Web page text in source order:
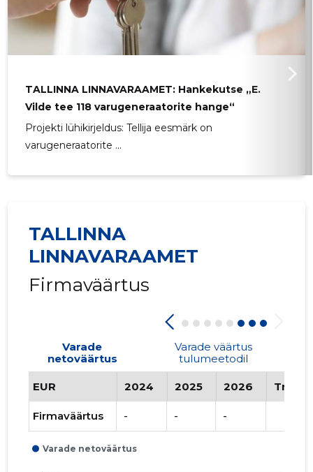
TALLINNA LINNAVARAAMET: Hankekutse „E.
Vilde tee 118 varugeneraatorite hange“
Projekti lühikirjeldus: Tellija eesmärk on
varugeneraatorite ...
TALLINNA
LINNAVARAAMET
Firmaväärtus
Varade
netoväärtus
Varade väärtus
tulumeetodil
EUR 2024 2025 2026 Trend
Firmaväärtus - - -